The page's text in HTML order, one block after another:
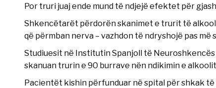
Por truri juaj ende mund të ndjejë efektet për
Shkencëtarët përdorën skanimet e trurit të
që përmban nerva – vazhdon të ndryshojë pas më
Studiuesit në Institutin Spanjoll të
skanuan trurin e 90 burrave nën ndikimin e
Pacientët kishin përfunduar në spital për shkak